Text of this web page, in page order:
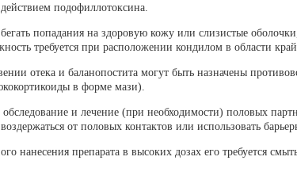
подофиллотоксина.
попадания на здоровую кожу или слизистые
требуется при расположении кондилом в области
отека и баланопостита могут быть назначены
в форме мази).
обследование и лечение (при необходимости) половых
от половых контактов или использовать
нанесения препарата в высоких дозах его требуется